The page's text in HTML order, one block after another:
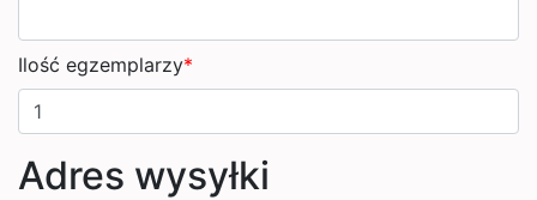
Ilość egzemplarzy*
Adres wysyłki